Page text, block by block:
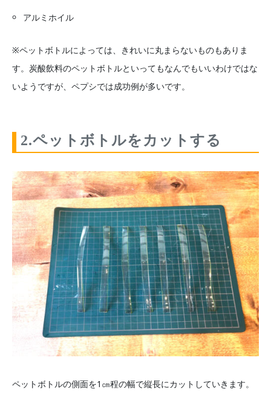
アルミホイル
※ペットボトルによっては、きれいに丸まらないものもありま
す。炭酸飲料のペットボトルといってもなんでもいいわけではな
いようですが、ペプシでは成功例が多いです。
2.ペットボトルをカットする
ペットボトルの側面を1㎝程の幅で縦長にカットしていきます。